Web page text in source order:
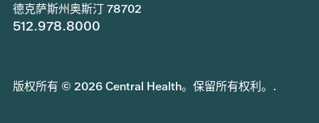
德克萨斯州奥斯汀 78702
512.978.8000
版权所有 © 2026 Central Health。保留所有权利。.